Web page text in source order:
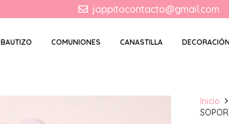
joppitocontacto@gmail.com
BAUTIZO COMUNIONES CANASTILLA
Inicio